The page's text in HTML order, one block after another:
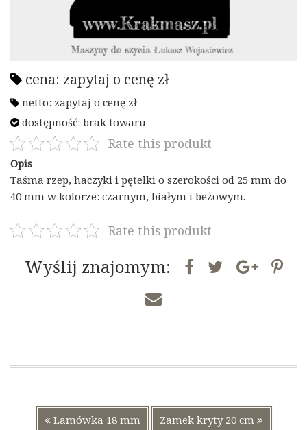
cena: zapytaj o cenę zł
netto: zapytaj o cenę zł
dostępność: brak towaru
Rate this produkt
Opis
Taśma rzep, haczyki i pętelki o szerokości od 25 mm do
40 mm w kolorze: czarnym, białym i beżowym.
Rate this produkt
Wyślij znajomym:
Nawigacja
Poprzedni
Lamówka 18 mm Zamek kryty 20 cm Następny